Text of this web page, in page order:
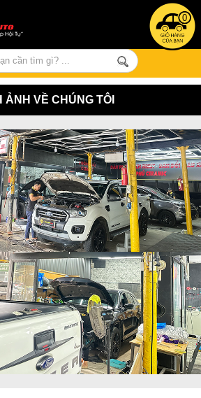
0
ẢNH VỀ CHÚNG TÔI